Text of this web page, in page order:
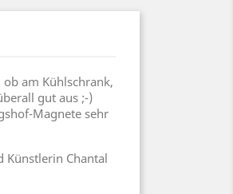
am Kühlschrank,
gut aus ;-)
Magnete sehr
Künstlerin Chantal